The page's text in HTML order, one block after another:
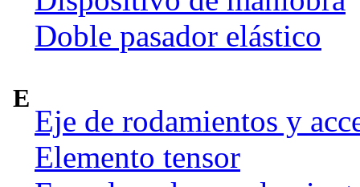
Doble pasador elástico
E
Eje de rodamientos y
Elemento tensor